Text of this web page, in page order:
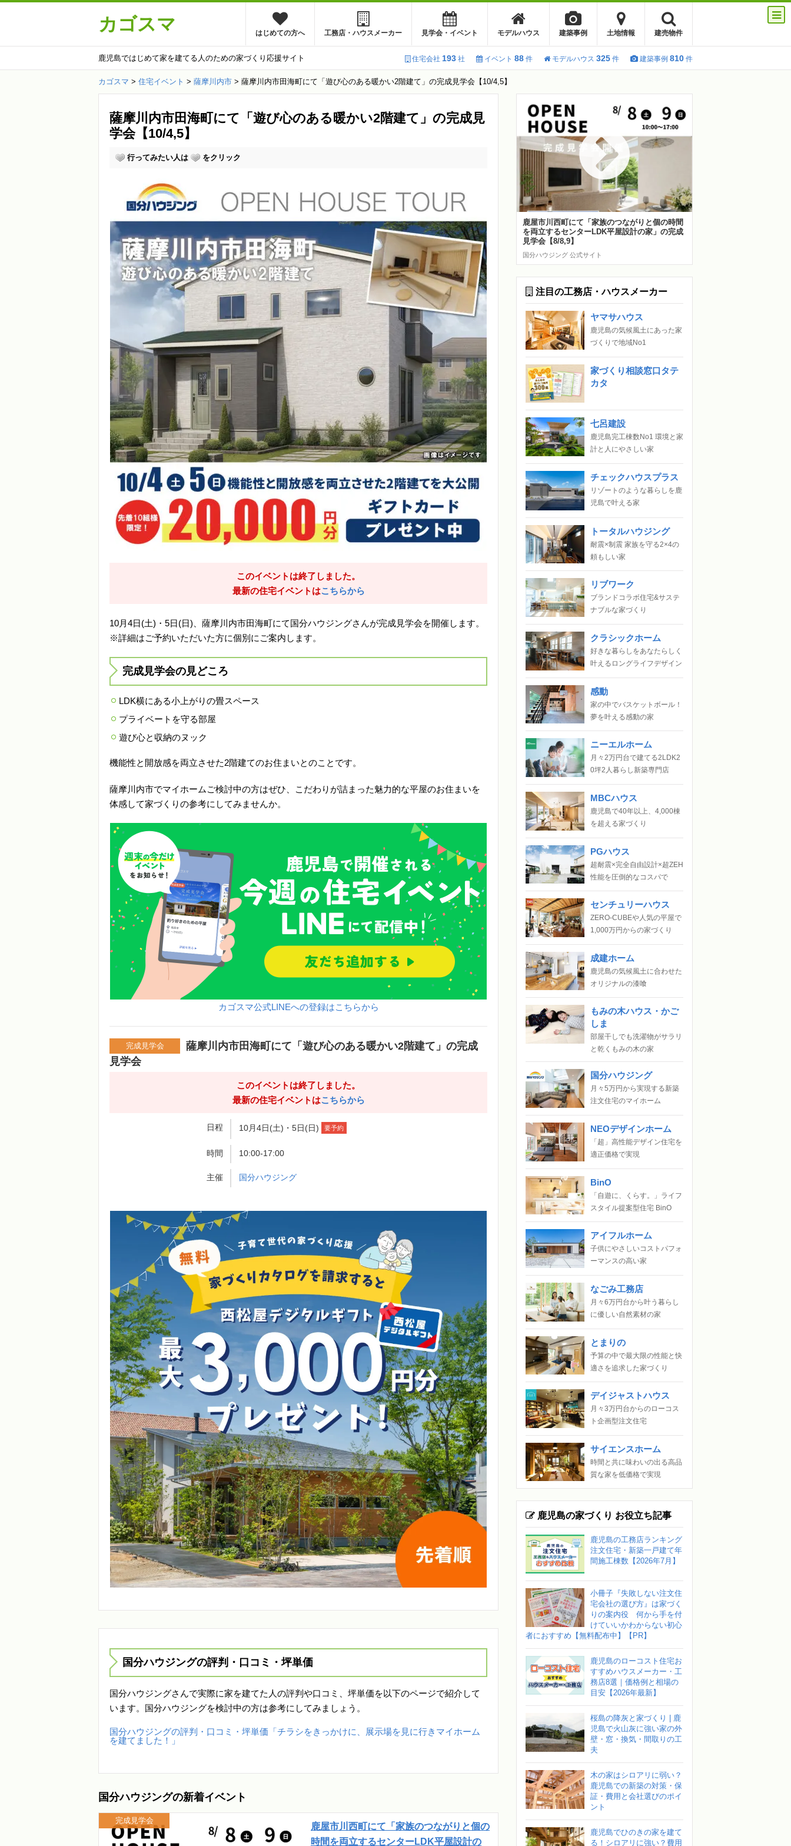
カゴスマ はじめての方へ 工務店・ハウスメーカー 見学会・イベント モデルハウス 建築事例 土地情報 建売物件
鹿児島ではじめて家を建てる人のための家づくり応援サイト 住宅会社 193 社 イベント 88 件 モデルハウス 325 件 建築事例 810 件
カゴスマ > 住宅イベント > 薩摩川内市 > 薩摩川内市田海町にて「遊び心のある暖かい2階建て」の完成見学会【10/4,5】
薩摩川内市田海町にて「遊び心のある暖かい2階建て」の完成見
学会【10/4,5】
行ってみたい人は をクリック
このイベントは終了しました。
最新の住宅イベントはこちらから
10月4日(土)・5日(日)、薩摩川内市田海町にて国分ハウジングさんが完成見学会を開催します。
※詳細はご予約いただいた方に個別にご案内します。
完成見学会の見どころ
LDK横にある小上がりの畳スペース
プライベートを守る部屋
遊び心と収納のヌック
機能性と開放感を両立させた2階建てのお住まいとのことです。
薩摩川内市でマイホームご検討中の方はぜひ、こだわりが詰まった魅力的な平屋のお住まいを
体感して家づくりの参考にしてみませんか。
カゴスマ公式LINEへの登録はこちらから
薩摩川内市田海町にて「遊び心のある暖かい2階建て」の完成
見学会
このイベントは終了しました。
最新の住宅イベントはこちらから
日程 10月4日(土)・5日(日) 要予約
時間 10:00-17:00
主催 国分ハウジング
完成見学会
国分ハウジングの評判・口コミ・坪単価
国分ハウジングさんで実際に家を建てた人の評判や口コミ、坪単価を以下のページで紹介して
います。国分ハウジングを検討中の方は参考にしてみましょう。
国分ハウジングの評判・口コミ・坪単価「チラシをきっかけに、展示場を見に行きマイホーム
を建てました！」
国分ハウジングの新着イベント
鹿屋市川西町にて「家族のつながりと個の
時間を両立するセンターLDK平屋設計の
完成見学会
鹿屋市川西町にて「家族のつながりと個の時間
を両立するセンターLDK平屋設計の家」の完成
見学会【8/8,9】
国分ハウジング 公式サイト
注目の工務店・ハウスメーカー
ヤマサハウス
鹿児島の気候風土にあった家
づくりで地域No1
家づくり相談窓口タテ
カタ
七呂建設
鹿児島完工棟数No1 環境と家
計と人にやさしい家
チェックハウスプラス
リゾートのような暮らしを鹿
児島で叶える家
トータルハウジング
耐震×制震 家族を守る2×4の
頼もしい家
リブワーク
ブランドコラボ住宅&サステ
ナブルな家づくり
クラシックホーム
好きな暮らしをあなたらしく
叶えるロングライフデザイン
感動
家の中でバスケットボール！
夢を叶える感動の家
ニーエルホーム
月々2万円台で建てる2LDK2
0坪2人暮らし新築専門店
MBCハウス
鹿児島で40年以上、4,000棟
を超える家づくり
PGハウス
超耐震×完全自由設計×超ZEH
性能を圧倒的なコスパで
センチュリーハウス
ZERO-CUBEや人気の平屋で
1,000万円からの家づくり
成建ホーム
鹿児島の気候風土に合わせた
オリジナルの漆喰
もみの木ハウス・かご
しま
部屋干しでも洗濯物がサラリ
と乾くもみの木の家
国分ハウジング
月々5万円から実現する新築
注文住宅のマイホーム
NEOデザインホーム
「超」高性能デザイン住宅を
適正価格で実現
BinO
「自遊に、くらす。」ライフ
スタイル提案型住宅 BinO
アイフルホーム
子供にやさしいコストパフォ
ーマンスの高い家
なごみ工務店
月々6万円台から叶う暮らし
に優しい自然素材の家
とまりの
予算の中で最大限の性能と快
適さを追求した家づくり
デイジャストハウス
月々3万円台からのローコス
ト企画型注文住宅
サイエンスホーム
時間と共に味わいの出る高品
質な家を低価格で実現
鹿児島の家づくり お役立ち記事
鹿児島の工務店ランキング
注文住宅・新築一戸建て年
間施工棟数【2026年7月】
小冊子『失敗しない注文住
宅会社の選び方』は家づく
りの案内役 何から手を付
けていいかわからない初心
者におすすめ【無料配布中】【PR】
鹿児島のローコスト住宅お
すすめハウスメーカー・工
務店8選｜価格例と相場の
目安【2026年最新】
桜島の降灰と家づくり | 鹿
児島で火山灰に強い家の外
壁・窓・換気・間取りの工
夫
木の家はシロアリに弱い？
鹿児島での新築の対策・保
証・費用と会社選びのポイ
ント
鹿児島でひのきの家を建て
る！シロアリに強い？費用